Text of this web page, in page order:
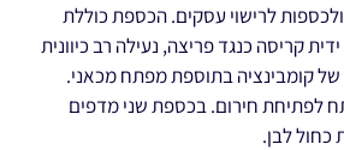
כבדים לפי מפרט 40.7 ולכספות לרישוי עסקים. הכספת כוללת
קריסה כנגד פריצה, נעילה רב כיוונית
של קומבינציה בתוספת מפתח מכאני.
לפתיחת חירום. בכספת שני מדפים
כחול לבן.